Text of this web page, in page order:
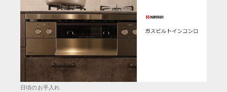
日頃のお手入れ